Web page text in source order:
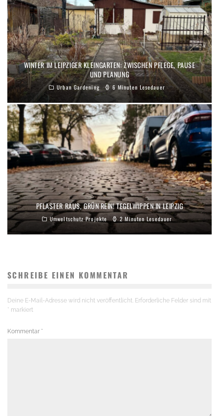
WINTER IM LEIPZIGER KLEINGARTEN: ZWISCHEN PFLEGE, PAUSE
UND PLANUNG
Urban Gardening 6 Minuten Lesedauer
PFLASTER RAUS, GRÜN REIN! TEGELWIPPEN IN LEIPZIG
Umweltschutz Projekte 2 Minuten Lesedauer
SCHREIBE EINEN KOMMENTAR
Deine E-Mail-Adresse wird nicht veröffentlicht. Erforderliche Felder sind mit
* markiert
Kommentar *